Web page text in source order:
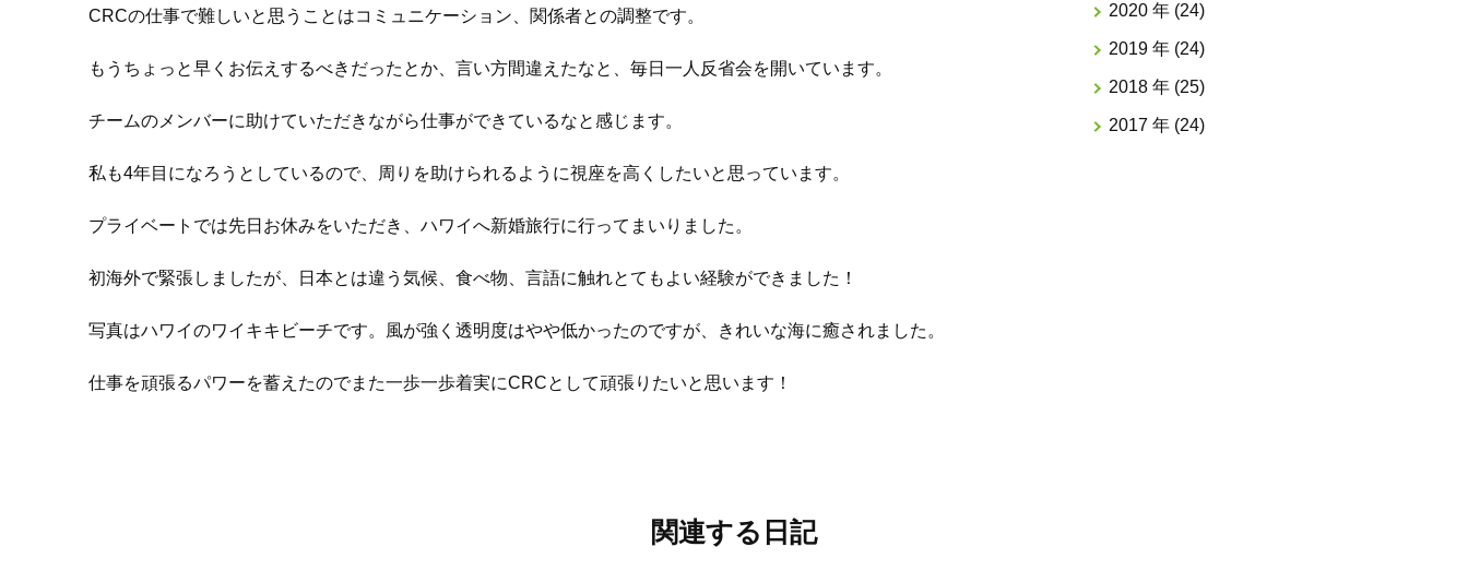
CRCの仕事で難しいと思うことはコミュニケーション、関係者との調整です。
もうちょっと早くお伝えするべきだったとか、言い方間違えたなと、毎日一人反省会を開いています。
チームのメンバーに助けていただきながら仕事ができているなと感じます。
私も4年目になろうとしているので、周りを助けられるように視座を高くしたいと思っています。
プライベートでは先日お休みをいただき、ハワイへ新婚旅行に行ってまいりました。
初海外で緊張しましたが、日本とは違う気候、食べ物、言語に触れとてもよい経験ができました！
写真はハワイのワイキキビーチです。風が強く透明度はやや低かったのですが、きれいな海に癒されました。
仕事を頑張るパワーを蓄えたのでまた一歩一歩着実にCRCとして頑張りたいと思います！
2020 年 (24)
2019 年 (24)
2018 年 (25)
2017 年 (24)
関連する日記